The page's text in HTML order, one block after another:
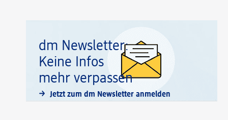
dm Newsletter:
Keine Infos
mehr verpassen
Jetzt zum dm Newsletter anmelden